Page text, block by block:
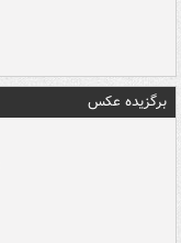
برگزیده عکس